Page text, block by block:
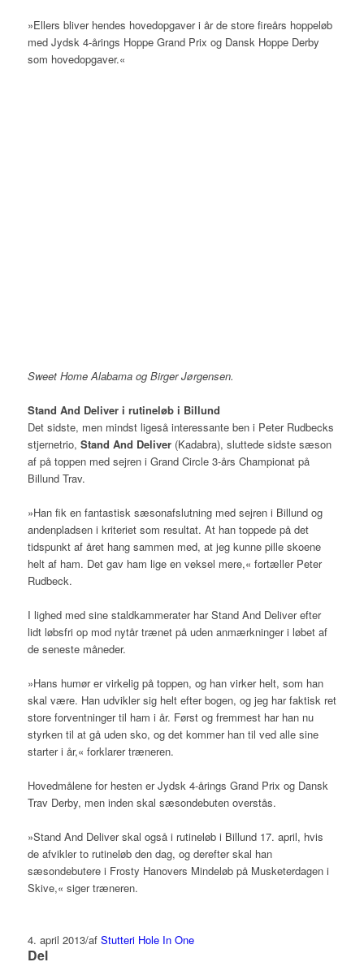
»Ellers bliver hendes hovedopgaver i år de store fireårs hoppeløb
med Jydsk 4-årings Hoppe Grand Prix og Dansk Hoppe Derby
som hovedopgaver.«
Sweet Home Alabama og Birger Jørgensen.
Stand And Deliver i rutineløb i Billund
Det sidste, men mindst ligeså interessante ben i Peter Rudbecks
stjernetrio, Stand And Deliver (Kadabra), sluttede sidste sæson
af på toppen med sejren i Grand Circle 3-års Championat på
Billund Trav.
»Han fik en fantastisk sæsonafslutning med sejren i Billund og
andenpladsen i kriteriet som resultat. At han toppede på det
tidspunkt af året hang sammen med, at jeg kunne pille skoene
helt af ham. Det gav ham lige en veksel mere,« fortæller Peter
Rudbeck.
I lighed med sine staldkammerater har Stand And Deliver efter
lidt løbsfri op mod nytår trænet på uden anmærkninger i løbet af
de seneste måneder.
»Hans humør er virkelig på toppen, og han virker helt, som han
skal være. Han udvikler sig helt efter bogen, og jeg har faktisk ret
store forventninger til ham i år. Først og fremmest har han nu
styrken til at gå uden sko, og det kommer han til ved alle sine
starter i år,« forklarer træneren.
Hovedmålene for hesten er Jydsk 4-årings Grand Prix og Dansk
Trav Derby, men inden skal sæsondebuten overstås.
»Stand And Deliver skal også i rutineløb i Billund 17. april, hvis
de afvikler to rutineløb den dag, og derefter skal han
sæsondebutere i Frosty Hanovers Mindeløb på Musketerdagen i
Skive,« siger træneren.
4. april 2013/af Stutteri Hole In One
Del